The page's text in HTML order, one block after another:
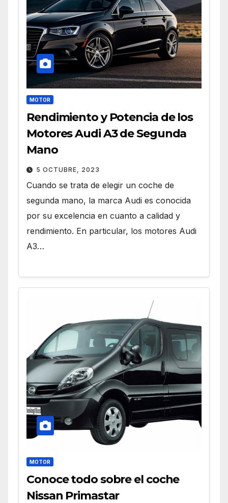
MOTOR
Rendimiento y Potencia de los
Motores Audi A3 de Segunda
Mano
5 OCTUBRE, 2023
Cuando se trata de elegir un coche de
segunda mano, la marca Audi es conocida
por su excelencia en cuanto a calidad y
rendimiento. En particular, los motores Audi
A3…
MOTOR
Conoce todo sobre el coche
Nissan Primastar